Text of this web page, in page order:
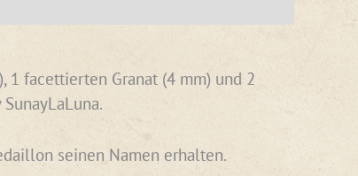
1 facettierten Granat (4 mm) und 2
seinen Namen erhalten.